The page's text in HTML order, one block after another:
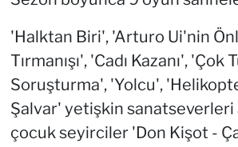
'Halktan Biri', 'Arturo Ui'nin
Tırmanışı', 'Cadı Kazanı', 'Çok
Soruşturma', 'Yolcu',
Şalvar' yetişkin sanatseverleri
çocuk seyirciler 'Don Kişot -